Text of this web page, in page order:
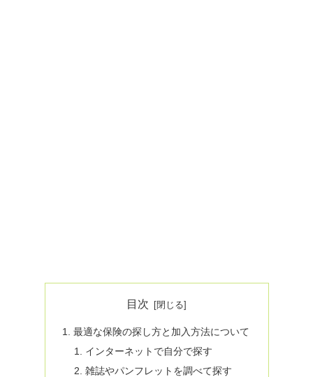
目次
最適な保険の探し方と加入方法について
インターネットで自分で探す
雑誌やパンフレットを調べて探す